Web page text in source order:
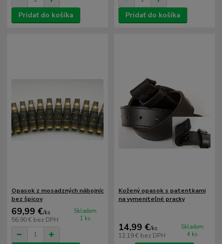
Pridať do košíka Pridať do košíka
Opasok z mosadzných nábojníc
bez špicov
69,99 €/ks
56,90 € bez DPH
Skladom
1 ks
Kožený opasok s patentkami
na vymeniteľné pracky
14,99 €/ks
12,19 € bez DPH
Skladom
4 ks